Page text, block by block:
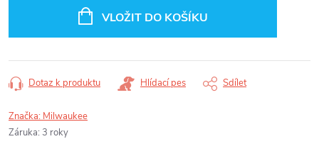
VLOŽIT DO KOŠÍKU
Dotaz k produktu Hlídací pes Sdílet
Značka: Milwaukee
Záruka: 3 roky